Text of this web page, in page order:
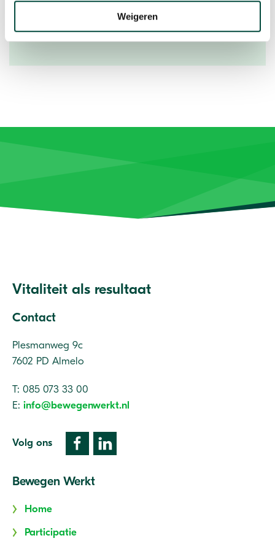
Weigeren
info@bewegenwerkt.nl of 085-073 33
00
Vitaliteit als resultaat
Contact
Plesmanweg 9c
7602 PD Almelo
T: 085 073 33 00
E: info@bewegenwerkt.nl
Volg ons
Bewegen Werkt
Home
Participatie